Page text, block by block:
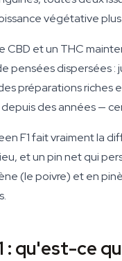
végétative
CBD et un THC
pensées dispersées :
préparations riches
des années —
F1 fait vraiment la
et un pin net qui
(le poivre) et en
: qu'est-ce